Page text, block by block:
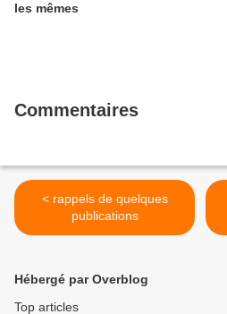
les mêmes
Commentaires
< rappels de quelques
publications
Hébergé par Overblog
Top articles